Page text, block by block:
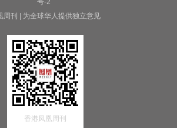
号-2
周刊 | 为全球华人提供独立意见
香港凤凰周刊